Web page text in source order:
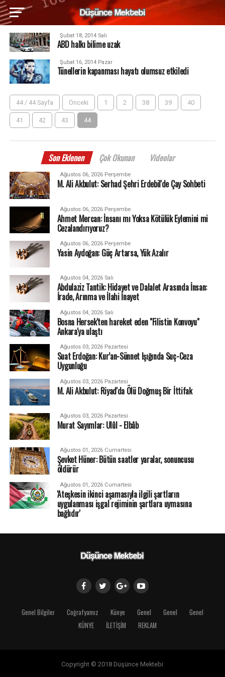
Şubat 18, 2014 Salı
ABD halkı bilime uzak
Şubat 16, 2014 Pazar
Tünellerin kapanması hayatı olumsuz etkiledi
44 / 44 Sayfa Önceki 1 2 38 39 40
41 42 43 44
Son Eklenen Çok Okunan Videolar
Ağustos 06, 2026 Perşembe
M. Ali Akbulut: Serhad Şehri Erdebil'de Çay Sohbeti
Ağustos 06, 2026 Perşembe
Ahmet Mercan: İnsanı mı Yoksa Kötülük Eylemini mi
Cezalandırıyoruz?
Ağustos 06, 2026 Perşembe
Yasin Aydoğan: Güç Artarsa, Yük Azalır
Ağustos 04, 2026 Salı
Abdulaziz Tantik: Hidayet ve Dalalet Arasında İnsan:
İrade, Arınma ve İlahi İnayet
Ağustos 04, 2026 Salı
Bosna Hersek'ten hareket eden "Filistin Konvoyu"
Ankara'ya ulaştı
Ağustos 03, 2026 Pazartesi
Suat Erdoğan: Kur’an-Sünnet Işığında Suç-Ceza
Uygunluğu
Ağustos 03, 2026 Pazartesi
M. Ali Akbulut: Riyad'da Ölü Doğmuş Bir İttifak
Ağustos 03, 2026 Pazartesi
Murat Sayımlar: Ulûl - Elbâb
Ağustos 01, 2026 Cumartesi
Şevket Hüner: Bütün saatler yaralar, sonuncusu
öldürür
Ağustos 01, 2026 Cumartesi
'Ateşkesin ikinci aşamasıyla ilgili şartların
uygulanması işgal rejiminin şartlara uymasına
bağlıdır'
Genel Bilgiler Coğrafyamız Künye Genel Genel
Genel
KÜNYE
İLETİŞİM REKLAM
Copyright © 2018 Düşünce Mektebi